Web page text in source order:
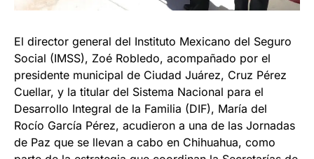
El director general del Instituto Mexicano del Seguro
Social (IMSS), Zoé Robledo, acompañado por el
presidente municipal de Ciudad Juárez, Cruz Pérez
Cuellar, y la titular del Sistema Nacional para el
Desarrollo Integral de la Familia (DIF), María del
Rocío García Pérez, acudieron a una de las Jornadas
de Paz que se llevan a cabo en Chihuahua, como